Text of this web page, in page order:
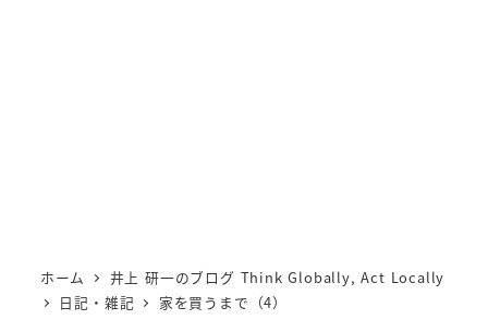
ホーム
井上 研一のブログ Think Globally, Act Locally
日記・雑記
家を買うまで（4）